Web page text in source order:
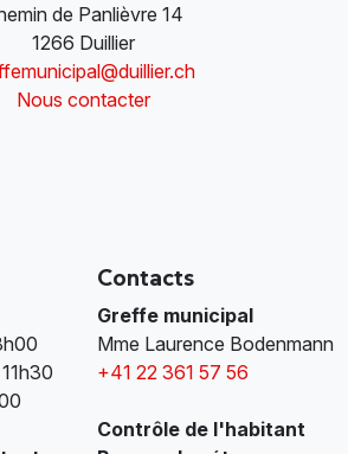
de Panlièvre 14
1266 Duillier
Nous contacter
Contacts
Greffe municipal
Mme Laurence Bodenmann
+41 22 361 57 56
Contrôle de l'habitant